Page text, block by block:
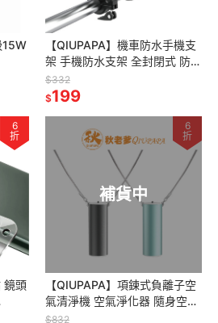
15W
無
【QIUPAPA】機車防水手機支
架 手機防水支架 全封閉式 防雨
支架 機車支架 機車手機架 自行
車防水支架
$332
$199
6
折
鏡頭
補貨中
6
折
【QIUPAPA】項鍊式負離子空
氣清淨機 空氣淨化器 隨身空氣
清淨機 除霧霾除甲醛二手煙除
$832